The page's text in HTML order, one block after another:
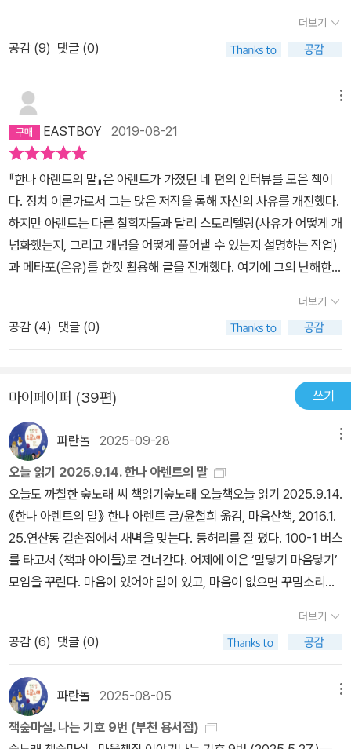
과거형으로 건네는 이 말이 왜 그가 그토록 사유를 강조했는지 설명
막지 못했어요. 세상은 네로를 막지 못했고 칼리굴라도 막지 못했어
요. 그리고 네로와 칼리굴라의 경우는, 정치 과정에 범죄가 대규모로
침범하면 어떤 일이 일어나는지 알려주는 훨씬 상세한 예시를 막지
생 칸트의 도덕 계율을 따랐으며 칸트의 의무 개념을 지도 원리로 삼
았다고 말했다고 한다. 상당히 놀라운 얘기인데 대단히 멍청하거나
매우 무례한 언급임에 틀림없다. 칸트의 도덕적 자율 개념은 보편성
을 띠고 있다. 자신의 행위 규범이 보편적으로 올바른지를 판단하라
는 것이다. 그리고 의무라는 개념은 나쁜 짓을 할지 말지의 판단에 자
신의 의지가 있을지라도 정언적 명령으로 하지 말라는 것으로 그것을
의무라고 규정하고 있다. 그렇다면 그는 왜 이런 얘기를 하고 있을
까? 아이히만의 이 말은 단 한 가지 가정을 두면 성립한다. 자신이 저
지른 유대인 학살 행위를 동물을 죽이는 것쯤으로 치부하는 것이다.
그가 어떻게 살아왔는지는 알 수 없지만 도덕 계율을 지키려 노력했
고 의무 개념을 아리안 족의 영광에 두었다면 맞다. 다만 그의 개념은
보편성을 심하게 벗어나 있을 뿐이다. 그의 의무 얘기는 또 다른 의미
의무를 언급하고 있는 것이다. 그는 오로지 맹세, 명령과 순종으로만
살았다고 항변한다. 즉 맹세하고 명령받고 그에 순종하는 의무를 얘
기한다. 그러므로 자신은 죄가 없다는 궤변을 늘어놓는다. 전체주의
뷰를 통해 상세히 실려 있다. 특히 악을 저지르는 행위에 대해 그것이
어떠한 상황이든 책임을 져야 한다는 견해는 칸트의 비판을 꿰뚫고
있는 그녀로서는 너무나 당연한 것이고 이를 한때나마 몰이해한 한때
의 해프닝이 아쉽기만 하다. 한나 아렌트가 아이히만 재판을 통해 표
현한 악의 진부함(또는 평범함)은 그 어구가 나오게 된 경위의 본래
뜻과 상관없이 인간 그 누구도 죄를 저지를 수 있다는 것의 뜻으로도
해석될 수 있다. 악은 어디에도 존재하며 그 누구도 저지를 수 있는 평
범성이 있다. 그것이 어쩔 수 없는 환경 하에서 일지라도 악은 보편적
으로 다루어져야 하고 응당의 처벌을 받아야 한다는 것이 인류 공동
자유이다. 적어도 한나 아렌트는 이를 바탕으로 자신의 논리를 편 것
이다. -------------------- * 웹스터 사전을 보면 banal이라는
단어를 dull or stale as because of overuse로 정의한다. 그러므
타임스에 기고합니다. 일반적으로 사람들은 어떤 이의 악행은 그 사
람에게 그만큼의 악이 내재되었기 때문이라고 생각합니다. 그러나 한
나 아렌트는 인간에 거대한 악이 내재되어 있기 때문에 그런 악이 자
행됐다고 말하지 않습니다. 오히려 악행을 저지른 인간에게 악마적인
있을 뿐'이라고 말합니다. 아이히만은 개인이길 거부하고 거대한 관
료제의 일부로서만 존재했습니다. 그로 인해 자연히 자신의 행동이
불러올 결과에 대한 사유는 소멸됐다는 말입니다. 대구 지하철 기관
사와 세월호 선장의 이해할 수 없는 행동도 이런 사유와 상상력의 부
재에서 비롯된 것이 아닐까요. 거대한 공포가 사유를 잠식하여 순간
의 돌이킬 수 없는 행동을 이끌지는 않았을까 생각합니다. 그들은 사
건 이전엔 너무나 평범한 인간이었으니까요. 다시 한나 아렌트로 돌
아오죠. 그의 이런 주장은 banality(평범성 또는 진부성)라는 용어의
애매함과 맞물려 유대인 사회의 공분을 일으킵니다. 유대인 사회는
그의 악행을 조화시키려 했을 뿐입니다. 책에 나온 이야기는 아니지
만 <한나 아렌트>라는 한나 아렌트 전기 영화의 대사를 빌려 말하면
이렇습니다. '이해하려고 하는 것과 용서하는 것은 다릅니다. 난 이해
하는 걸 의무라고 알고 있어요. 그건 이에 대해 글을 쓰는 모든 사람의
의무입니다.'유대인 사회는 그를 반민족적이라며 비난합니다. 그의 여
러 절친들도 절교 선언을 하기에 이르죠. 다행히 그의 이런 생각은 시
간이 지나며 인간의 악에 대한 중요한 고찰로 서서히 인정 받습니다.
이런 악의 원인에 대한 끈질긴 고찰도 대단하지만 한나 아렌트의 대
단함은 또 다른 데에 있습니다. 그는 시종일관 하나의 정답에 부정적
이었습니다. 그에게는 민족조차 성역이 아니었습니다. 그는 팔레스타
가를 건설한다는 것은 결국 다수 인종을 정치적 소수자로 전락시켜
자기 민족이 당했던 일을 똑같이 당하게 하는 것이라고 비판했습니
다. 그의 생각은 틀리지 않았습니다. 민족 주의에서 벗어나 철저히 사
안의 옳고 그름에 대해 사유하는 것. 한국에서는 이뤄지고 있을까요.
저는 '상식이 승리하는 사회'같은 말을 싫어합니다. 그 이면에는 다른
주장의 타당성을 검토할 틈도 없이 그것을 비상식으로 낙인찍어 담론
더보기
공감 (9) 댓글 (0)
EASTBOY 2019-08-21
『한나 아렌트의 말』은 아렌트가 가졌던 네 편의 인터뷰를 모은 책이
다. 정치 이론가로서 그는 많은 저작을 통해 자신의 사유를 개진했다.
하지만 아렌트는 다른 철학자들과 달리 스토리텔링(사유가 어떻게 개
념화했는지, 그리고 개념을 어떻게 풀어낼 수 있는지 설명하는 작업)
과 메타포(은유)를 한껏 활용해 글을 전개했다. 여기에 그의 난해한
에 담긴 인터뷰를 통해 자신의 사상을 풀어내고, 여기에 더해진 갖가
지 오해들을 설명한다. 가령 온 유대인 지식인들의 비난 대상이었던
‘악의 평범성’에 담긴 오해이다..이건 절대로 일어나지 말았어야 할 일
자행한 방법, 시신 훼손 등 때문에 그러는 거예요. 그와 관련해서 자세
히 언급할 필요는 없다고 봐요. 이건 일어나서는 안 될 일이에요.p51.
아우슈비츠에서 일어난 유대인 대학살은 그의 세계를 뒤바꿔 놓는 대
사건이었다. 전체주의가 만들어낸 폭력은 거대한 심연과도 같았다.
절대 일어나서는 안 될, 앞으로도 있어선 안 될 일이 나치에 의해 계획
적으로 진행되었다. 하지만 이 일을 저지른 나치의 가담자들은 절대
악마가 아니었다. 그는 아이히만이 아무런 범행 동기도 없었던 평범
한 공무원에 불과했다고 말한다. 범행을 저지른 인간을 악마로 묘사
하는 것은, 그자를 평범한 인간을 넘어선 특별한 존재로 만든다. 하지
는 남들이 무슨 일을 겪는지 상상하길 꺼리는, 지극히 멍청한 인물이
었다. .아이히만은 완벽하게 지적이었지만 이 측면에서는 멍청했어
요……. 남들이 무슨 일을 겪는지 상상하길 꺼리는 단순한 심리만 있
을 뿐이에요. 그렇지 않아요?p85,아렌트는 사람들이 악의 평범성을
흔한 것으로 착각한다고 말한다. 악의 평범성은 일상적인 아이히만을
이야기하는 것이 아니다. 달리 말하면 평범성은 멍청함과 어울린다.
더보기
공감 (4) 댓글 (0)
마이페이퍼 (39편) 쓰기
파란놀 2025-09-28
오늘 읽기 2025.9.14. 한나 아렌트의 말
오늘도 까칠한 숲노래 씨 책읽기숲노래 오늘책오늘 읽기 2025.9.14.
《한나 아렌트의 말》 한나 아렌트 글/윤철희 옮김, 마음산책, 2016.1.
25.연산동 길손집에서 새벽을 맞는다. 등허리를 잘 폈다. 100-1 버스
를 타고서 〈책과 아이들〉로 건너간다. 어제에 이은 ‘말닿기 마음닿기’
모임을 꾸린다. 마음이 있어야 말이 있고, 마음이 없으면 꾸밈소리만
에도 없지만 삶으로도 없이 생각조차 안 하는 채 흘러나오는 소리이
기에 ‘이야기’나 ‘노래’로 안 뻗는다. 마음으로 지핀 말이기에 이야기
와 노래로 피어난다. 마음을 살찌우는 말이란, 이미 스스로 삶을 가꾸
면서 노래한 말인 셈이다. 《한나 아렌트의 말》을 읽는다. 우리는 한나
아렌트를 어떻게 읽는 오늘일까? ‘듣기 좋은’ 말만 고르면서 ‘나를 살
피는 도움말’은 영 ‘듣그럽다’고 꺼리는 나라이지 않나? 피와 살이 되
더보기
공감 (6) 댓글 (0)
파란놀 2025-08-05
책숲마실. 나는 기호 9번 (부천 용서점)